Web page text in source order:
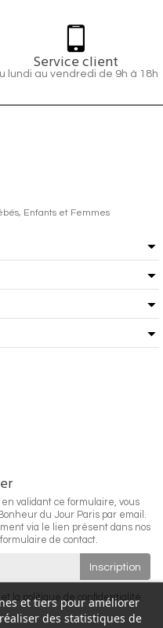
Service client
lundi au vendredi de 9h à 18h
Enfants et Femmes
et tiers pour améliorer
des statistiques de
validant ce formulaire, vous
du Jour Paris par email.
via le lien présent dans nos
de contact.
et la politique de confidentialité.